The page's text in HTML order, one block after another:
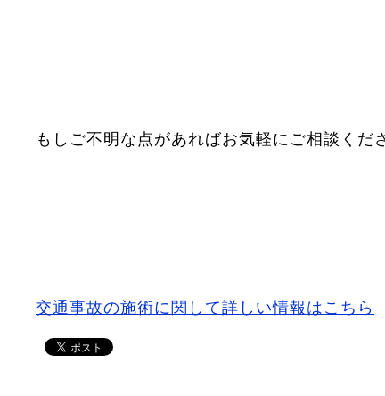
もしご不明な点があればお気軽にご相談くだ
交通事故の施術に関して詳しい情報はこちら